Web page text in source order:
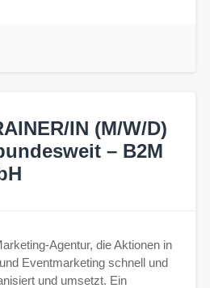
IN (M/W/D)
– B2M
Agentur, die Aktionen in
Eventmarketing schnell und
und umsetzt. Ein